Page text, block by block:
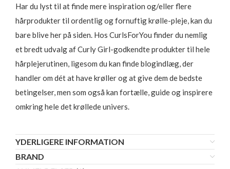
Har du lyst til at finde mere inspiration og/eller flere
hårprodukter til ordentlig og fornuftig krølle-pleje, kan du
bare blive her på siden. Hos CurlsForYou finder du nemlig
et bredt udvalg af Curly Girl-godkendte produkter til hele
hårplejerutinen, ligesom du kan finde blogindlæg, der
handler om dét at have krøller og at give dem de bedste
betingelser, men som også kan fortælle, guide og inspirere
omkring hele det krøllede univers.
YDERLIGERE INFORMATION
BRAND